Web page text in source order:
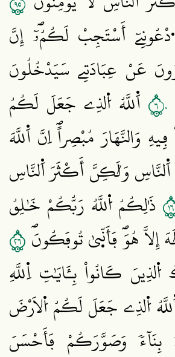
أَسْتَجِبْ لَكُمُۥٓۖ إِنَّ
عَنْ عِبَادَتِے سَيَدْخُلُونَ
٦٠ اَ۬للَّهُ اُ۬لذِے جَعَلَ لَكُمُ
وَالنَّهَارَ مُبْصِراًۖ اِنَّ اَ۬للَّهَ
وَلَٰكِنَّ أَكْثَرَ اَ۬لنَّاسِ
ذَٰلِكُمُ اُ۬للَّهُ رَبُّكُمْ خَٰلِقُ
إِلَّا هُوَۖ فَأَنّ۪يٰ تُوفَكُونَۖ٦٢
كَانُواْ بِـَٔايَٰتِ اِ۬للَّهِ
اُ۬لذِے جَعَلَ لَكُمُ اُ۬لَارْضَ
بِنَآءٗ وَصَوَّرَكُمْ فَأَحْسَنَ